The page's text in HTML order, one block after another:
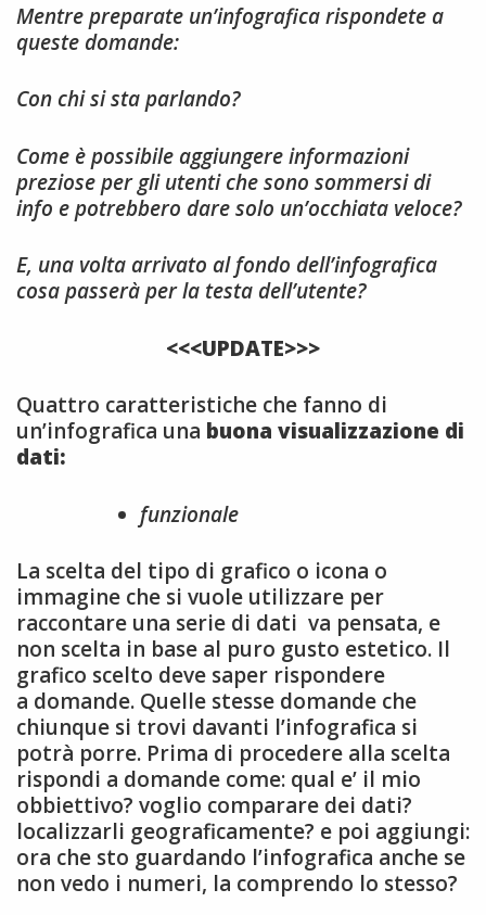
Mentre preparate un’infografica rispondete a
queste domande:
Con chi si sta parlando?
Come è possibile aggiungere informazioni
preziose per gli utenti che sono sommersi di
info e potrebbero dare solo un’occhiata veloce?
E, una volta arrivato al fondo dell’infografica
cosa passerà per la testa dell’utente?
<<<UPDATE>>>
Quattro caratteristiche che fanno di
un’infografica una buona visualizzazione di
dati:
funzionale
La scelta del tipo di grafico o icona o
immagine che si vuole utilizzare per
raccontare una serie di dati va pensata, e
non scelta in base al puro gusto estetico. Il
grafico scelto deve saper rispondere
a domande. Quelle stesse domande che
chiunque si trovi davanti l’infografica si
potrà porre. Prima di procedere alla scelta
rispondi a domande come: qual e’ il mio
obbiettivo? voglio comparare dei dati?
localizzarli geograficamente? e poi aggiungi:
ora che sto guardando l’infografica anche se
non vedo i numeri, la comprendo lo stesso?